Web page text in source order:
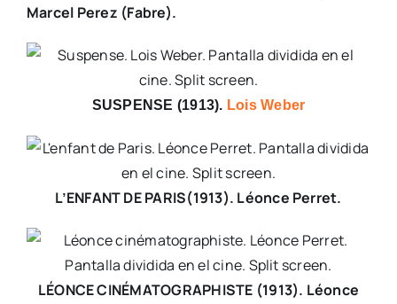
Marcel Perez (Fabre).
SUSPENSE (1913). Lois Weber
L’ENFANT DE PARIS(1913). Léonce Perret.
LÉONCE CINÉMATOGRAPHISTE (1913). Léonce